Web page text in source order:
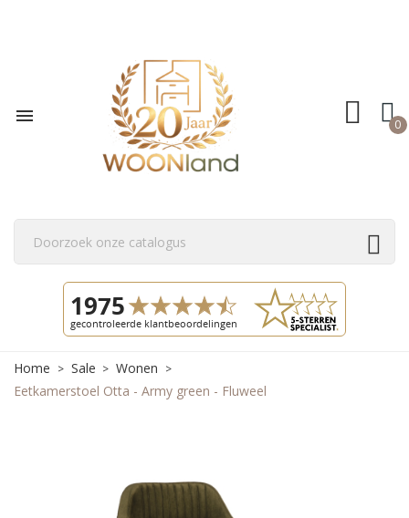
 0
Home Sale
Wonen
Eetkamerstoel Otta - Army green - Fluweel